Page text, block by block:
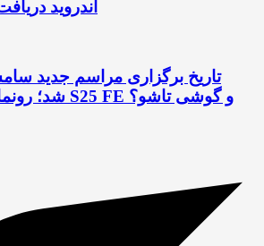
اندروید
تاریخ برگزاری مراسم جدید
شد؛ رونمایی گلکسی S25 FE و گوشی تاشو؟